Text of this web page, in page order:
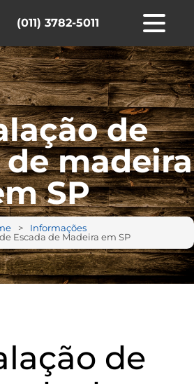
(011) 3782-5011
de
de madeira
SP
Informações
Escada de Madeira em SP
de